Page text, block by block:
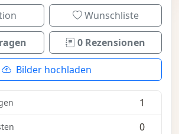
Wunschliste
0 Rezensionen
Bilder hochladen
1
0